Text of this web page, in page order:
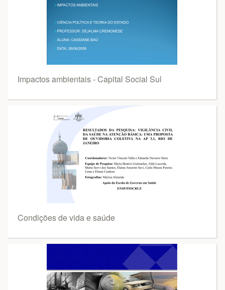
Impactos ambientais - Capital Social Sul
Condições de vida e saúde